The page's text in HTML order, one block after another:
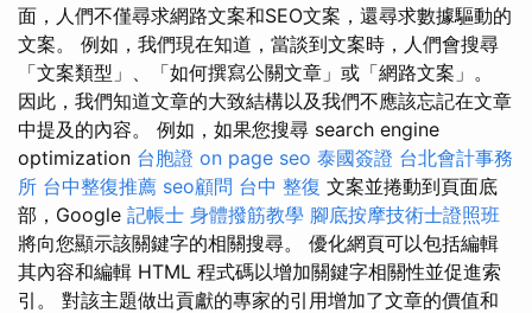
面，人們不僅尋求網路文案和SEO文案，還尋求數據驅動的
文案。 例如，我們現在知道，當談到文案時，人們會搜尋
「文案類型」、「如何撰寫公關文章」或「網路文案」。
因此，我們知道文章的大致結構以及我們不應該忘記在文章
中提及的內容。 例如，如果您搜尋 search engine
optimization 台胞證 on page seo 泰國簽證 台北會計事務
所 台中整復推薦 seo顧問 台中 整復 文案並捲動到頁面底
部，Google 記帳士 身體撥筋教學 腳底按摩技術士證照班
將向您顯示該關鍵字的相關搜尋。 優化網頁可以包括編輯
其內容和編輯 HTML 程式碼以增加關鍵字相關性並促進索
引。 對該主題做出貢獻的專家的引用增加了文章的價值和